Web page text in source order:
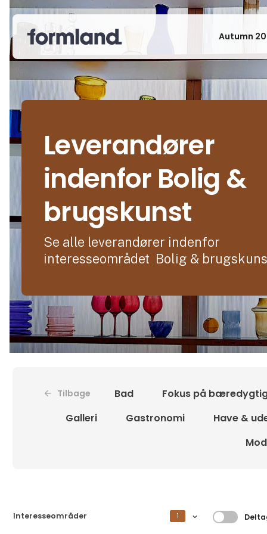
Autumn
Leverandører
indenfor Bolig &
brugskunst
Se alle leverandører indenfor
interesseområdet Bolig &
Tilbage Bad Fokus på
Galleri
Gastronomi Have &
Interesseområder 1 Filtrer